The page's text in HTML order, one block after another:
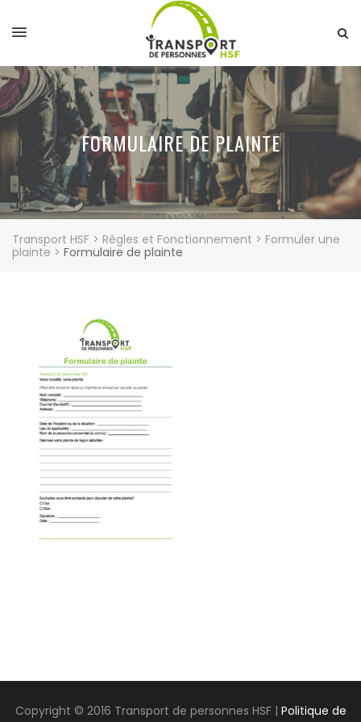
FORMULAIRE DE PLAINTE
Transport HSF > Règles et Fonctionnement > Formuler une
plainte > Formulaire de plainte
Copyright © 2016 Transport de personnes HSF | Politique de